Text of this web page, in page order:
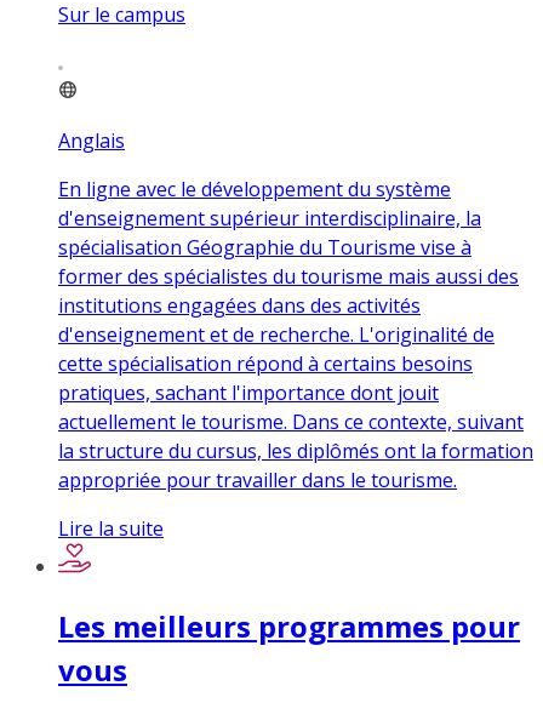
Sur le campus
Anglais
En ligne avec le développement du système
d'enseignement supérieur interdisciplinaire, la
spécialisation Géographie du Tourisme vise à
former des spécialistes du tourisme mais aussi des
institutions engagées dans des activités
d'enseignement et de recherche. L'originalité de
cette spécialisation répond à certains besoins
pratiques, sachant l'importance dont jouit
actuellement le tourisme. Dans ce contexte, suivant
la structure du cursus, les diplômés ont la formation
appropriée pour travailler dans le tourisme.
Lire la suite
Les meilleurs programmes pour
vous